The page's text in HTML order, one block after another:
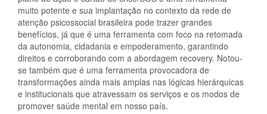
muito potente e sua implantação no contexto da rede de
atenção psicossocial brasileira pode trazer grandes
benefícios, já que é uma ferramenta com foco na retomada
da autonomia, cidadania e empoderamento, garantindo
direitos e corroborando com a abordagem recovery. Notou-
se também que é uma ferramenta provocadora de
transformações ainda mais amplas nas lógicas hierárquicas
e institucionais que atravessam os serviços e os modos de
promover saúde mental em nosso país.